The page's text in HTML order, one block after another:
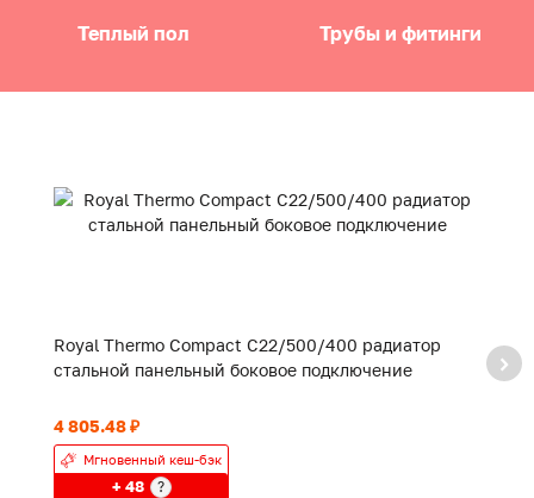
Теплый пол Трубы и фитинги
Royal Thermo Compact C22/500/400 радиатор
стальной панельный боковое подключение
4 805.48 ₽
Мгновенный кеш-бэк
+ 48 ?